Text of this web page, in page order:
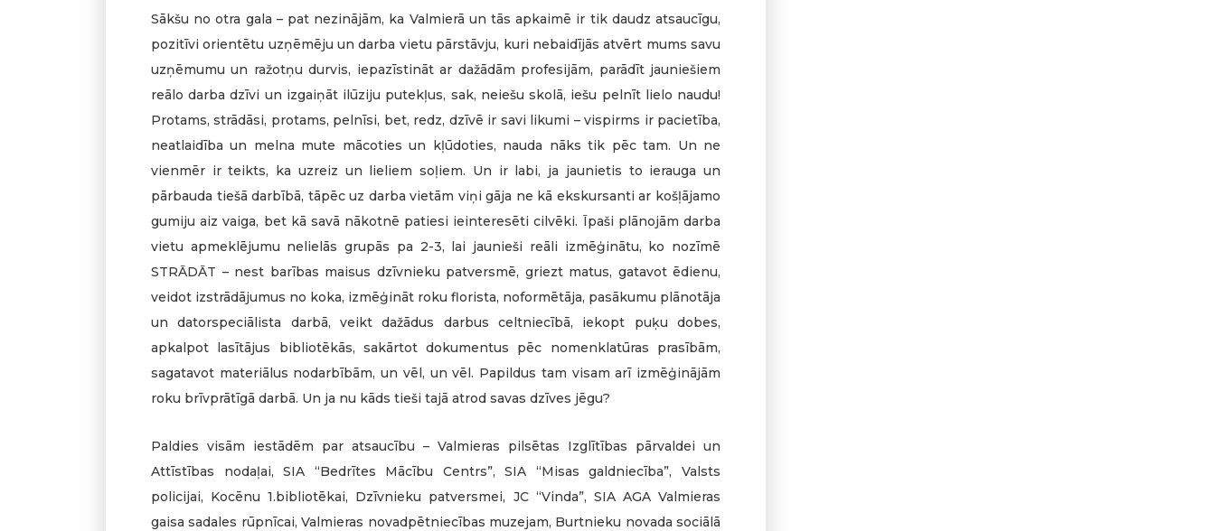
Sākšu no otra gala – pat nezinājām, ka Valmierā un tās apkaimē ir tik daudz atsaucīgu,
pozitīvi orientētu uzņēmēju un darba vietu pārstāvju, kuri nebaidījās atvērt mums savu
uzņēmumu un ražotņu durvis, iepazīstināt ar dažādām profesijām, parādīt jauniešiem
reālo darba dzīvi un izgaiņāt ilūziju putekļus, sak, neiešu skolā, iešu pelnīt lielo naudu!
Protams, strādāsi, protams, pelnīsi, bet, redz, dzīvē ir savi likumi – vispirms ir pacietība,
neatlaidība un melna mute mācoties un kļūdoties, nauda nāks tik pēc tam. Un ne
vienmēr ir teikts, ka uzreiz un lieliem soļiem. Un ir labi, ja jaunietis to ierauga un
pārbauda tiešā darbībā, tāpēc uz darba vietām viņi gāja ne kā ekskursanti ar košļājamo
gumiju aiz vaiga, bet kā savā nākotnē patiesi ieinteresēti cilvēki. Īpaši plānojām darba
vietu apmeklējumu nelielās grupās pa 2-3, lai jaunieši reāli izmēģinātu, ko nozīmē
STRĀDĀT – nest barības maisus dzīvnieku patversmē, griezt matus, gatavot ēdienu,
veidot izstrādājumus no koka, izmēģināt roku florista, noformētāja, pasākumu plānotāja
un datorspeciālista darbā, veikt dažādus darbus celtniecībā, iekopt puķu dobes,
apkalpot lasītājus bibliotēkās, sakārtot dokumentus pēc nomenklatūras prasībām,
sagatavot materiālus nodarbībām, un vēl, un vēl. Papildus tam visam arī izmēģinājām
roku brīvprātīgā darbā. Un ja nu kāds tieši tajā atrod savas dzīves jēgu?
Paldies visām iestādēm par atsaucību – Valmieras pilsētas Izglītības pārvaldei un
Attīstības nodaļai, SIA “Bedrītes Mācību Centrs”, SIA “Misas galdniecība”, Valsts
policijai, Kocēnu 1.bibliotēkai, Dzīvnieku patversmei, JC “Vinda”, SIA AGA Valmieras
gaisa sadales rūpnīcai, Valmieras novadpētniecības muzejam, Burtnieku novada sociālā